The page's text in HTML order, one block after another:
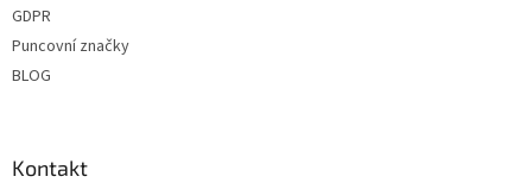
GDPR
Puncovní značky
BLOG
Kontakt